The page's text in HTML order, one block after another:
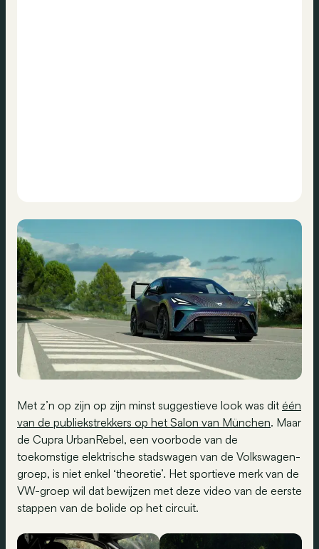
Met z’n op zijn op zijn minst suggestieve look was dit één
van de publiekstrekkers op het Salon van München. Maar
de Cupra UrbanRebel, een voorbode van de
toekomstige elektrische stadswagen van de Volkswagen-
groep, is niet enkel ‘theoretie’. Het sportieve merk van de
VW-groep wil dat bewijzen met deze video van de eerste
stappen van de bolide op het circuit.